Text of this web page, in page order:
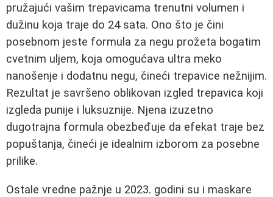
pružajući vašim trepavicama trenutni volumen i
dužinu koja traje do 24 sata. Ono što je čini
posebnom jeste formula za negu prožeta bogatim
cvetnim uljem, koja omogućava ultra meko
nanošenje i dodatnu negu, čineći trepavice nežnijim.
Rezultat je savršeno oblikovan izgled trepavica koji
izgleda punije i luksuznije. Njena izuzetno
dugotrajna formula obezbeđuje da efekat traje bez
popuštanja, čineći je idealnim izborom za posebne
prilike.
Ostale vredne pažnje u 2023. godini su i maskare